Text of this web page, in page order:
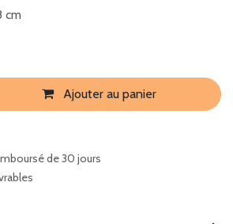
cm
Ajouter au panier
de 30 jours